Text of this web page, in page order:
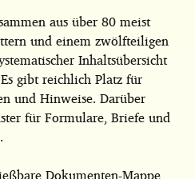
aus über 80 meist
und einem zwölfteiligen
Inhaltsübersicht
gibt reichlich Platz für
und Hinweise. Darüber
für Formulare, Briefe und